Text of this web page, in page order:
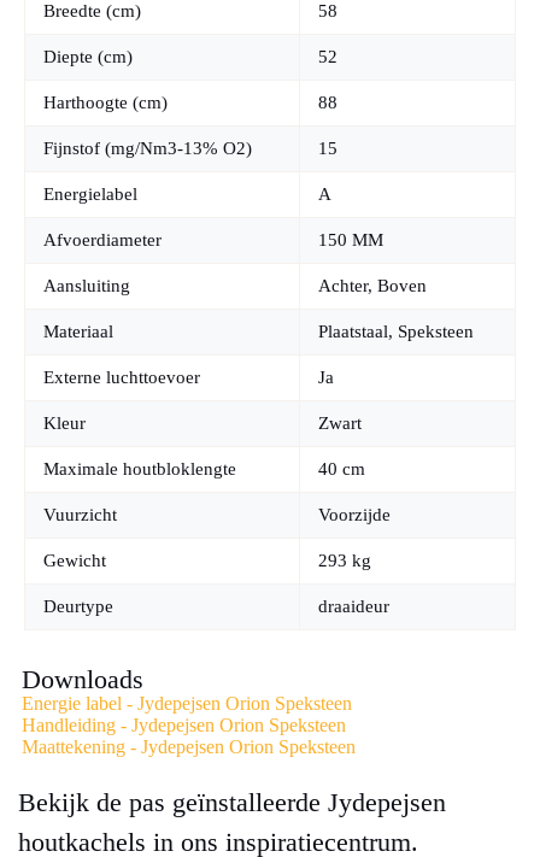
Maak uw huis warmer en stijlvoller met de
Speksteen
, uw partner voor gezellige momenten en duurzame
warmte!
Breedte (cm) 58
Diepte (cm) 52
Harthoogte (cm) 88
Fijnstof (mg/Nm3-13% O2) 15
Energielabel A
Afvoerdiameter 150 MM
Aansluiting Achter, Boven
Materiaal Plaatstaal, Speksteen
Externe luchttoevoer Ja
Kleur Zwart
Maximale houtbloklengte 40 cm
Vuurzicht Voorzijde
Gewicht 293 kg
Deurtype draaideur
Downloads
Energie label - Jydepejsen Orion Speksteen
Handleiding - Jydepejsen Orion Speksteen
Maattekening - Jydepejsen Orion Speksteen
Bekijk de pas geïnstalleerde Jydepejsen
houtkachels in ons inspiratiecentrum.